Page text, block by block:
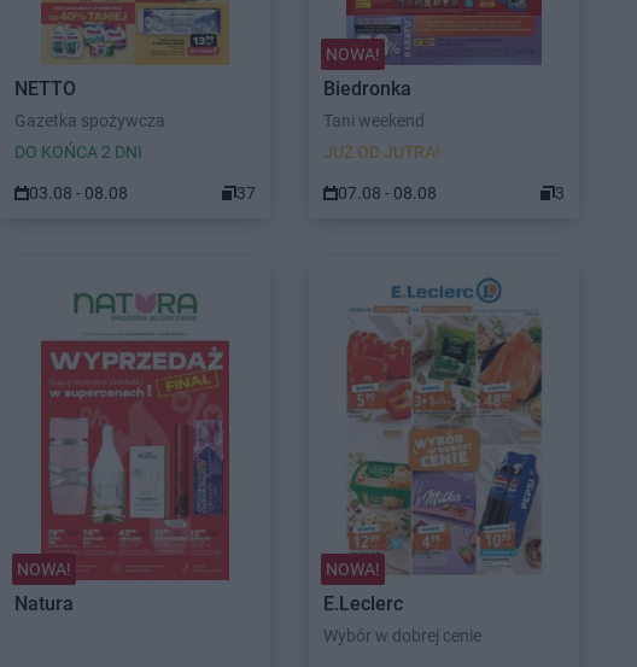
NETTO
Gazetka spożywcza
DO KOŃCA 2 DNI
03.08 - 08.08 37
NOWA!
Biedronka
Tani weekend
JUŻ OD JUTRA!
07.08 - 08.08 3
NOWA!
Natura
NOWA!
E.Leclerc
Wybór w dobrej cenie